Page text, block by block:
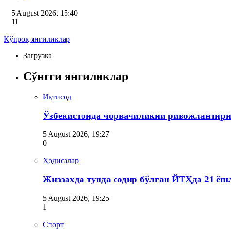
5 August 2026, 15:40
11
Кўпроқ янгиликлар
Загрузка
Сўнгги янгиликлар
Иқтисод
Ўзбекистонда чорвачиликни
5 August 2026, 19:27
0
Ҳодисалар
Жиззахда тунда содир бўлган ЙТҲда 21
5 August 2026, 19:25
1
Спорт